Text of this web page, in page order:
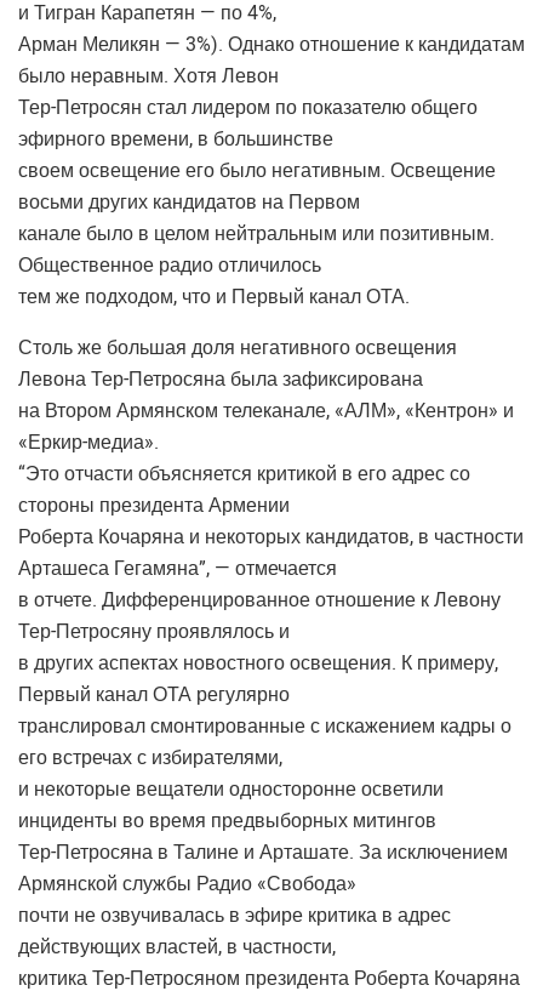
и Тигран Карапетян — по 4%,
Арман Меликян — 3%). Однако отношение к кандидатам
было неравным. Хотя Левон
Тер-Петросян стал лидером по показателю общего
эфирного времени, в большинстве
своем освещение его было негативным. Освещение
восьми других кандидатов на Первом
канале было в целом нейтральным или позитивным.
Общественное радио отличилось
тем же подходом, что и Первый канал ОТА.
Столь же большая доля негативного освещения
Левона Тер-Петросяна была зафиксирована
на Втором Армянском телеканале, «АЛМ», «Кентрон» и
«Еркир-медиа».
“Это отчасти объясняется критикой в его адрес со
стороны президента Армении
Роберта Кочаряна и некоторых кандидатов, в частности
Арташеса Гегамяна”, — отмечается
в отчете. Дифференцированное отношение к Левону
Тер-Петросяну проявлялось и
в других аспектах новостного освещения. К примеру,
Первый канал ОТА регулярно
транслировал смонтированные с искажением кадры о
его встречах с избирателями,
и некоторые вещатели односторонне осветили
инциденты во время предвыборных митингов
Тер-Петросяна в Талине и Арташате. За исключением
Армянской службы Радио «Свобода»
почти не озвучивалась в эфире критика в адрес
действующих властей, в частности,
критика Тер-Петросяном президента Роберта Кочаряна